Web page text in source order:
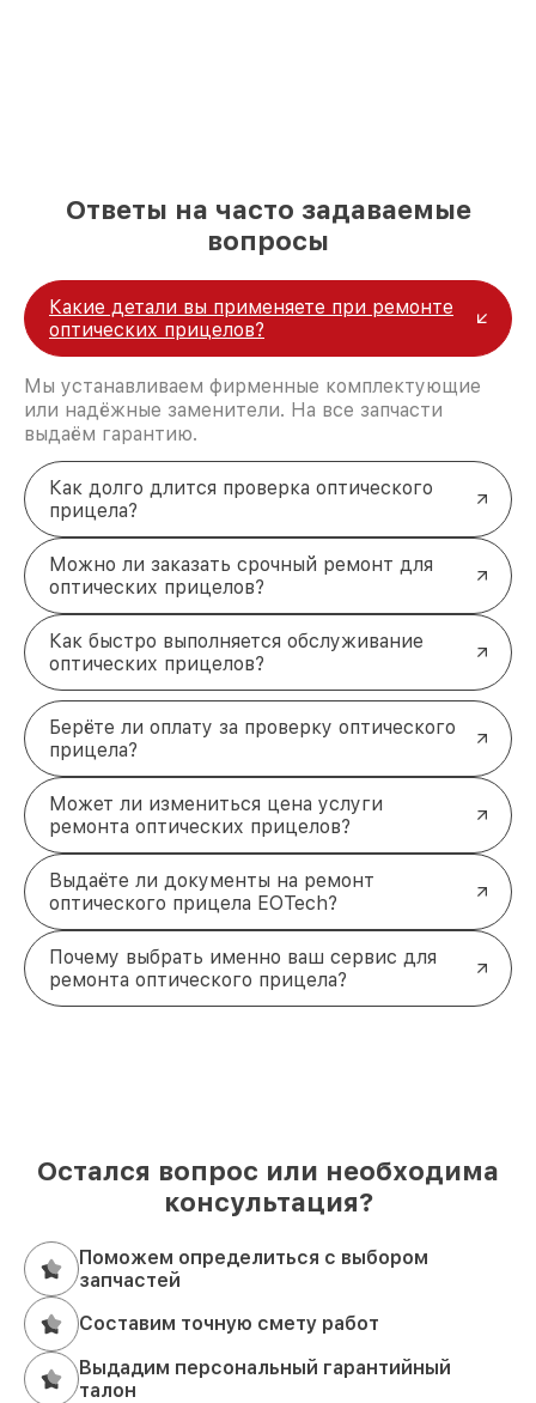
Ответы на часто задаваемые
вопросы
Какие детали вы применяете при ремонте
оптических прицелов?
Мы устанавливаем фирменные комплектующие
или надёжные заменители. На все запчасти
выдаём гарантию.
Как долго длится проверка оптического
прицела?
Можно ли заказать срочный ремонт для
оптических прицелов?
Как быстро выполняется обслуживание
оптических прицелов?
Берёте ли оплату за проверку оптического
прицела?
Может ли измениться цена услуги
ремонта оптических прицелов?
Выдаёте ли документы на ремонт
оптического прицела EOTech?
Почему выбрать именно ваш сервис для
ремонта оптического прицела?
Остался вопрос или необходима
консультация?
Поможем определиться с выбором
запчастей
Составим точную смету работ
Выдадим персональный гарантийный
талон